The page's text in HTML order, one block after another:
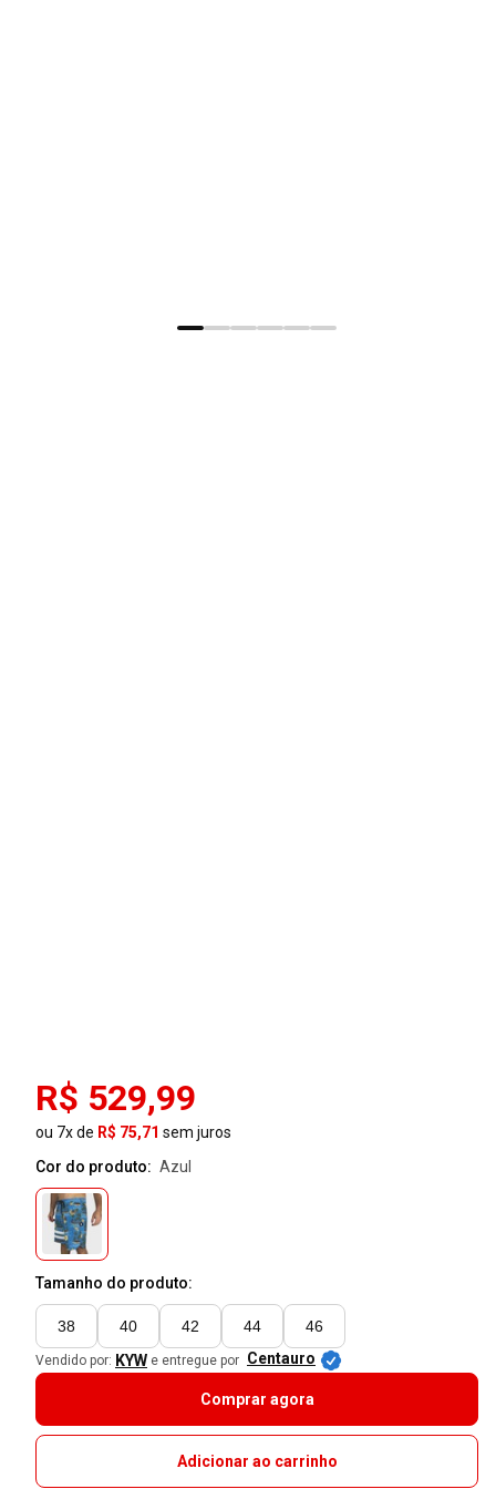
R$ 529,99
ou 7x de R$ 75,71 sem juros
Cor do produto:
azul
Tamanho do produto:
38 40 42 44 46
Vendido por: KYW e entregue por Centauro
Comprar agora
Adicionar ao carrinho